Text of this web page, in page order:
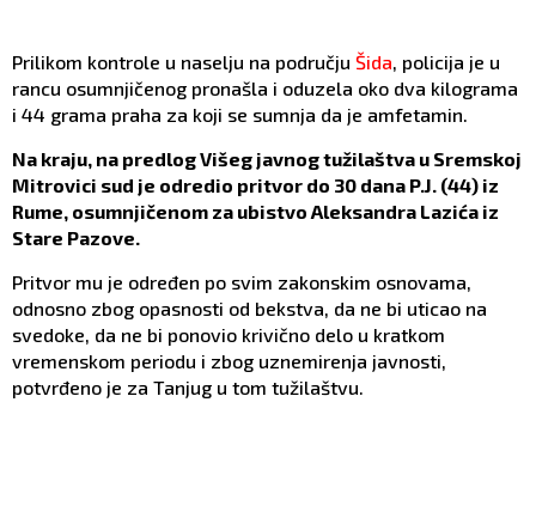
Prilikom kontrole u naselju na području Šida, policija je u
rancu osumnjičenog pronašla i oduzela oko dva kilograma
i 44 grama praha za koji se sumnja da je amfetamin.
Na kraju, na predlog Višeg javnog tužilaštva u Sremskoj
Mitrovici sud je odredio pritvor do 30 dana P.J. (44) iz
Rume, osumnjičenom za ubistvo Aleksandra Lazića iz
Stare Pazove.
Pritvor mu je određen po svim zakonskim osnovama,
odnosno zbog opasnosti od bekstva, da ne bi uticao na
svedoke, da ne bi ponovio krivično delo u kratkom
vremenskom periodu i zbog uznemirenja javnosti,
potvrđeno je za Tanjug u tom tužilaštvu.